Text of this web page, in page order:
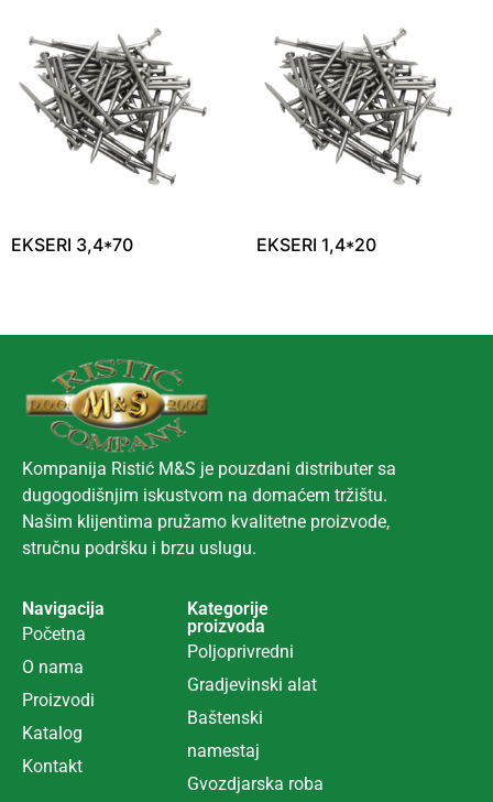
EKSERI 3,4*70 EKSERI 1,4*20
Kompanija Ristić M&S je pouzdani distributer sa
dugogodišnjim iskustvom na domaćem tržištu.
Našim klijentima pružamo kvalitetne proizvode,
stručnu podršku i brzu uslugu.
Navigacija
Početna
O nama
Proizvodi
Katalog
Kontakt
Kategorije
proizvoda
Poljoprivredni
Gradjevinski alat
Baštenski
namestaj
Gvozdjarska roba